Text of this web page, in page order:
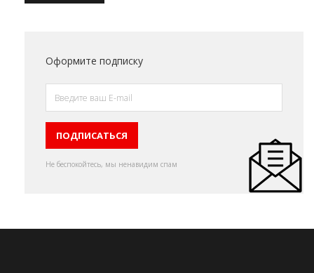
Оформите подписку
Не беспокойтесь, мы ненавидим спам